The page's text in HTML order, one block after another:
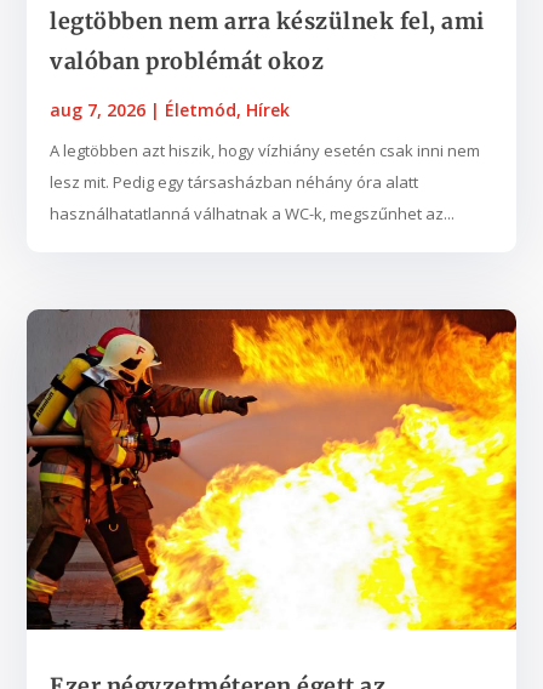
legtöbben nem arra készülnek fel, ami
valóban problémát okoz
aug 7, 2026 | Életmód, Hírek
A legtöbben azt hiszik, hogy vízhiány esetén csak inni nem
lesz mit. Pedig egy társasházban néhány óra alatt
használhatatlanná válhatnak a WC-k, megszűnhet az...